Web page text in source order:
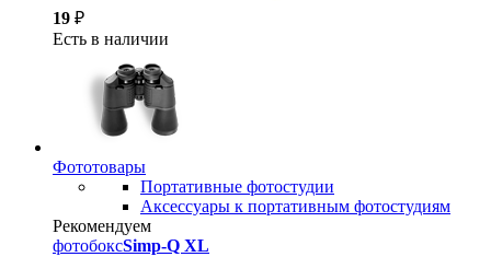
19 ₽
Есть в наличии
Фототовары
Портативные фотостудии
Аксессуары к портативным фотостудиям
Рекомендуем
фотобоксSimp-Q XL